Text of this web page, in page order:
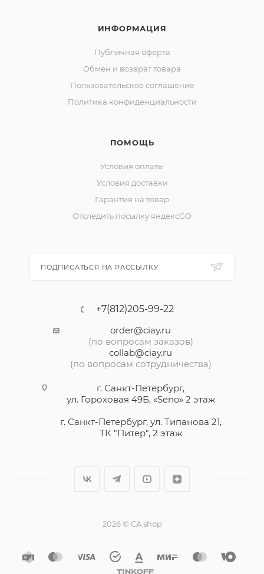
ИНФОРМАЦИЯ
Публичная оферта
Обмен и возврат товара
Пользовательское соглашение
Политика конфиденциальности
ПОМОЩЬ
Условия оплаты
Условия доставки
Гарантия на товар
Отследить посылку яндексGO
ПОДПИСАТЬСЯ НА РАССЫЛКУ
+7(812)205-99-22
order@ciay.ru
(по вопросам заказов)
collab@ciay.ru
(по вопросам сотрудничества)
г. Санкт-Петербург,
ул. Гороховая 49Б, «Seno» 2 этаж
г. Санкт-Петербург, ул. Типанова 21,
ТК "Питер", 2 этаж
2026 © CA shop